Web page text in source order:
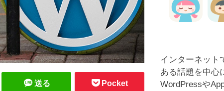
送る Pocket
インターネット
ある話題を中心
WordPressや